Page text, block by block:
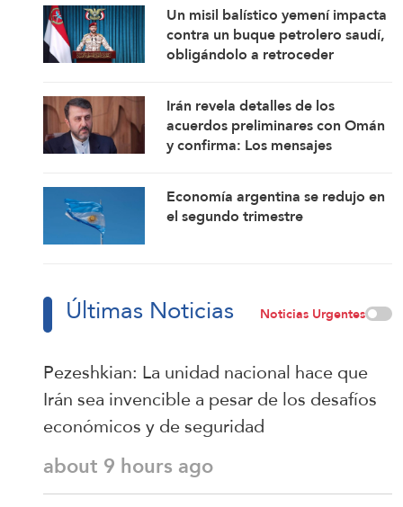
Un misil balístico yemení impacta
contra un buque petrolero saudí,
obligándolo a retroceder
Irán revela detalles de los
acuerdos preliminares con Omán
y confirma: Los mensajes
disposición a retomar sus
compromisos
Economía argentina se redujo en
el segundo trimestre
Últimas Noticias Noticias Urgentes
Pezeshkian: La unidad nacional hace que
Irán sea invencible a pesar de los desafíos
económicos y de seguridad
about 9 hours ago